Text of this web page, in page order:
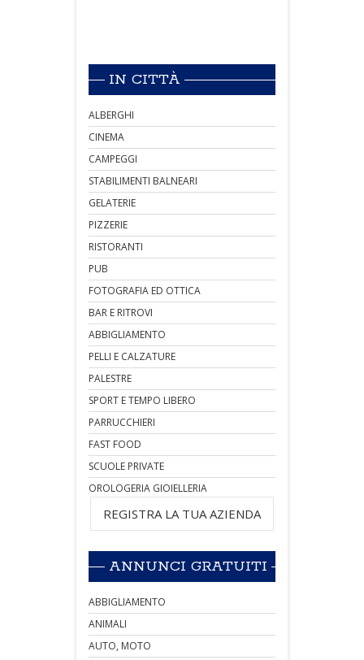
IN CITTÀ
ALBERGHI
CINEMA
CAMPEGGI
STABILIMENTI BALNEARI
GELATERIE
PIZZERIE
RISTORANTI
PUB
FOTOGRAFIA ED OTTICA
BAR E RITROVI
ABBIGLIAMENTO
PELLI E CALZATURE
PALESTRE
SPORT E TEMPO LIBERO
PARRUCCHIERI
FAST FOOD
SCUOLE PRIVATE
OROLOGERIA GIOIELLERIA
REGISTRA LA TUA AZIENDA
ANNUNCI GRATUITI
ABBIGLIAMENTO
ANIMALI
AUTO, MOTO